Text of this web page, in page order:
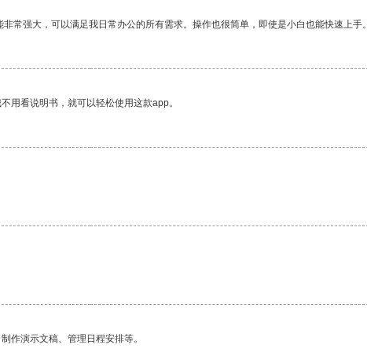
常强大，可以满足我日常办公的所有需求。操作也很简单，即使是小白也能快速上手。
用看说明书，就可以轻松使用这款app。
作演示文稿、管理日程安排等。